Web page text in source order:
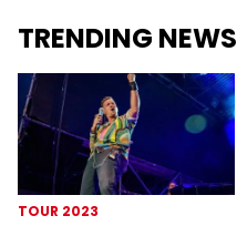
TRENDING NEWS
TOUR 2023